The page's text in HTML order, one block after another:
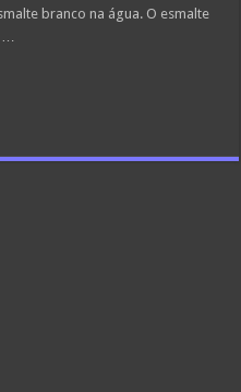
branco na água. O esmalte